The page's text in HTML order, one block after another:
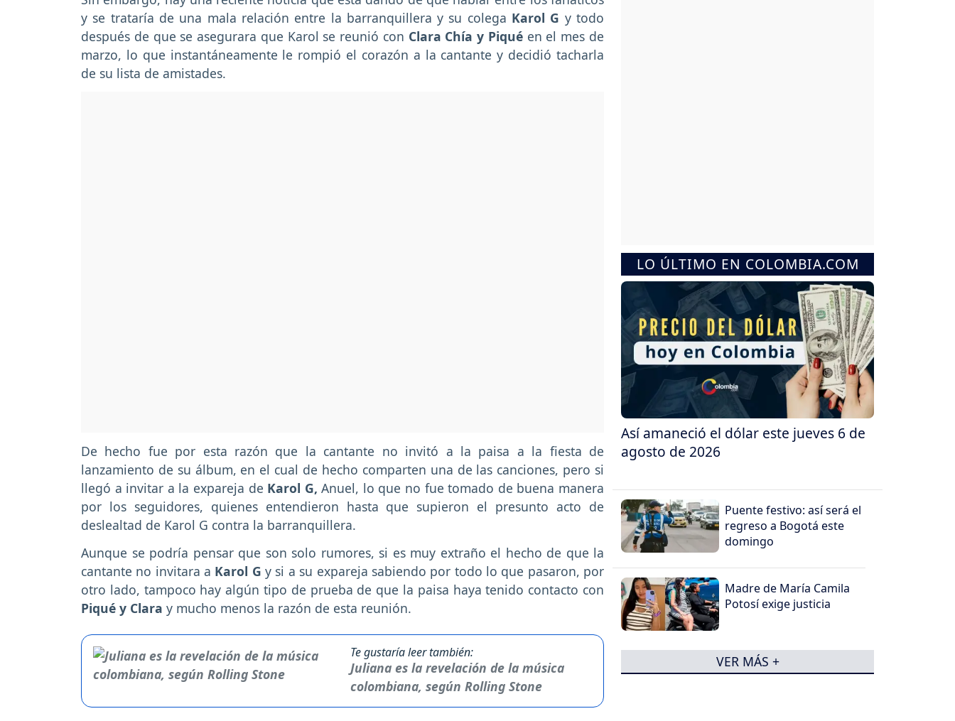
y se trataría de una mala relación entre la barranquillera y su colega Karol G y todo
después de que se asegurara que Karol se reunió con Clara Chía y Piquéen el mes de
marzo, lo que instantáneamente le rompió el corazón a la cantante y decidió tacharla
de su lista de amistades.
De hecho fue por esta razón que la cantante no invitó a la paisa a la fiesta de
lanzamiento de su álbum, en el cual de hecho comparten una de las canciones, pero si
llegó a invitar a la expareja de Karol G, Anuel, lo que no fue tomado de buena manera
por los seguidores, quienes entendieron hasta que supieron el presunto acto de
deslealtad de Karol G contra la barranquillera.
Aunque se podría pensar que son solo rumores, si es muy extraño el hecho de que la
cantante no invitara a Karol G y si a su expareja sabiendo por todo lo que pasaron, por
otro lado, tampoco hay algún tipo de prueba de que la paisa haya tenido contacto con
Piqué y Clara y mucho menos la razón de esta reunión.
Te gustaría leer también:
Juliana es la revelación de la música
colombiana, según Rolling Stone
LO ÚLTIMO EN COLOMBIA.COM
Así amaneció el dólar este jueves 6 de
agosto de 2026
Puente festivo: así será el
regreso a Bogotá este
domingo
Madre de María Camila
Potosí exige justicia
VER MÁS +